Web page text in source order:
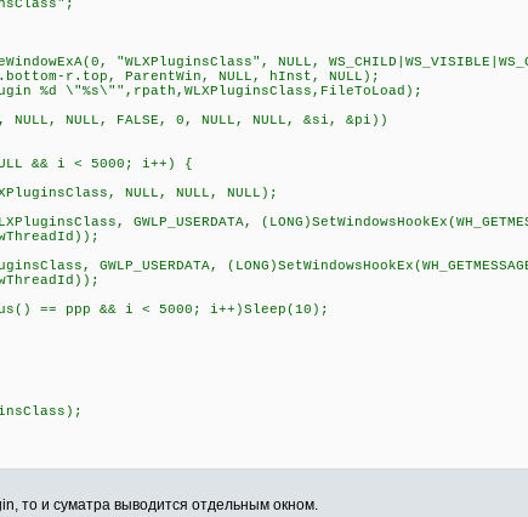
"WLXPluginsClass", NULL,
r.top, ParentWin, NULL, hInst, NULL);
%d \"%s\"",rpath,WLXPluginsClass,FileToLoad);
NULL, FALSE, 0, NULL, NULL, &si, &pi))
&& i < 5000; i++) {
NULL, NULL, NULL);
GWLP_USERDATA,
GWLP_USERDATA,
ppp && i < 5000; i++)Sleep(10);
то и суматра выводится отдельным окном.